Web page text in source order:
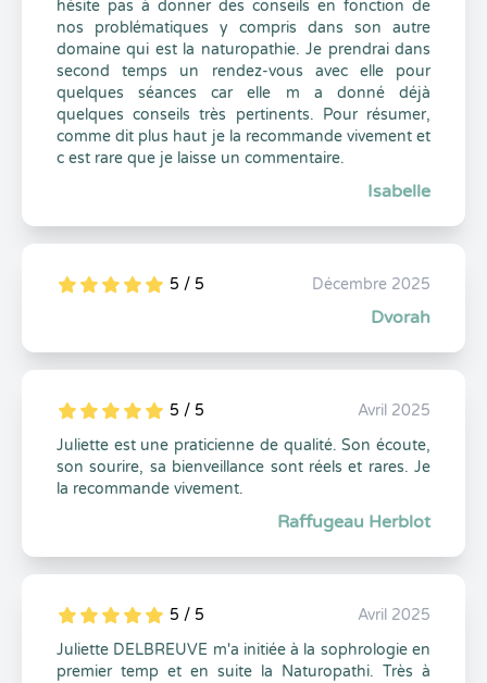
hésite pas à donner des conseils en fonction de
nos problématiques y compris dans son autre
domaine qui est la naturopathie. Je prendrai dans
second temps un rendez-vous avec elle pour
quelques séances car elle m a donné déjà
quelques conseils très pertinents. Pour résumer,
comme dit plus haut je la recommande vivement et
c est rare que je laisse un commentaire.
Isabelle
5
1
5
0 5 / 5 Décembre 2025
Dvorah
5
1
5
0 5 / 5
Avril 2025
Juliette est une praticienne de qualité. Son écoute,
son sourire, sa bienveillance sont réels et rares. Je
la recommande vivement.
Raffugeau Herblot
5
1
5
0 5 / 5
Avril 2025
Juliette DELBREUVE m'a initiée à la sophrologie en
premier temp et en suite la Naturopathi. Très à